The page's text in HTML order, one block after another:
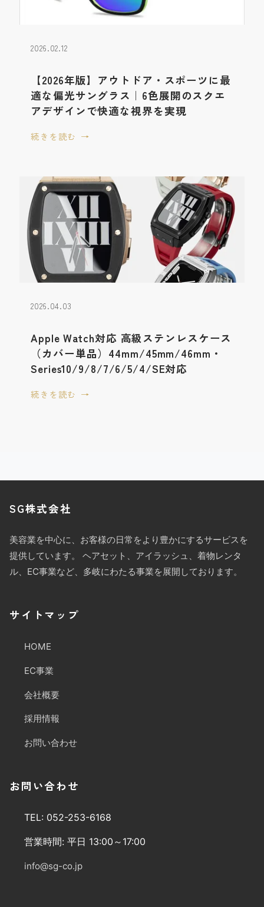
2026.02.12
【2026年版】アウトドア・スポーツに最
適な偏光サングラス｜6色展開のスクエ
アデザインで快適な視界を実現
続きを読む
2026.04.03
Apple Watch対応 高級ステンレスケース
（カバー単品）44mm/45mm/46mm・
Series10/9/8/7/6/5/4/SE対応
続きを読む
SG株式会社
美容業を中心に、お客様の日常をより豊かにするサービスを
提供しています。 ヘアセット、アイラッシュ、着物レンタ
ル、EC事業など、多岐にわたる事業を展開しております。
サイトマップ
HOME
EC事業
会社概要
採用情報
お問い合わせ
お問い合わせ
TEL: 052-253-6168
営業時間: 平日 13:00～17:00
info@sg-co.jp